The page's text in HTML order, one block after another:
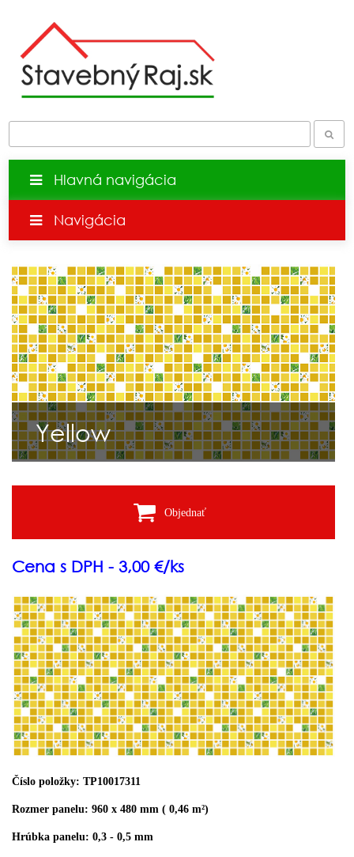
Hlavná navigácia
Navigácia
Yellow
Objednať
Cena s DPH - 3,00 €/ks
Číslo položky: TP10017311
Rozmer panelu: 960 x 480 mm ( 0,46 m²)
Hrúbka panelu: 0,3 - 0,5 mm